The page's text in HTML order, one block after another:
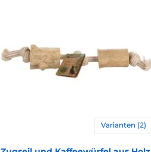
Varianten (2)